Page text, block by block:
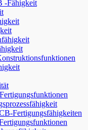
-Fähigkeit
Fertigungsfähigkeiten